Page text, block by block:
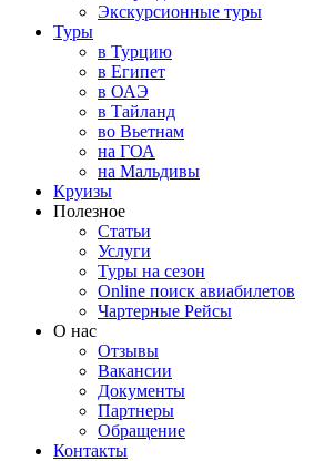
Экскурсионные туры
Туры
в Турцию
в Египет
в ОАЭ
в Тайланд
во Вьетнам
на ГОА
на Мальдивы
Круизы
Полезное
Статьи
Услуги
Туры на сезон
Online поиск авиабилетов
Чартерные Рейсы
О нас
Отзывы
Вакансии
Документы
Партнеры
Обращение
Контакты